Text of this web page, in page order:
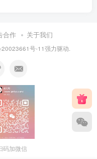
合作 关于我们
20023661号-11强力驱动.
码加微信